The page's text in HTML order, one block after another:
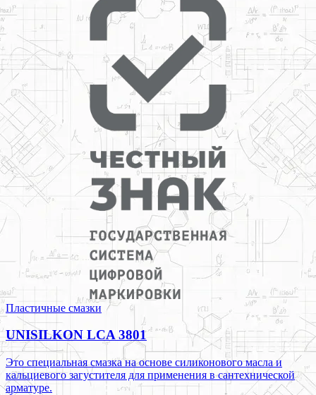
Пластичные смазки
UNISILKON LCA 3801
Это специальная смазка на основе силиконового масла и
кальциевого загустителя для применения в сантехнической
арматуре.